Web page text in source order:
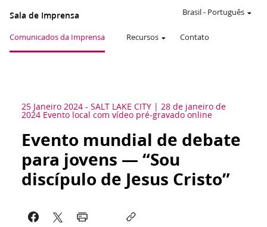
Sala de Imprensa
Comunicados da Imprensa Recursos Contato
Brasil- Português
25 Janeiro 2024 - SALT LAKE CITY 28 de janeiro de
2024 Evento local com vídeo pré-gravado online
Evento mundial de debate
para jovens — “Sou
discípulo de Jesus Cristo”